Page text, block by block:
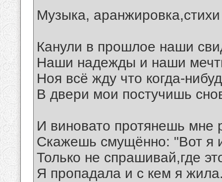
Музыка,
Канули в прошлое наши
Наши надежды и наши
Ноя всё жду что когда-
В двери мои постучишь
И виновато протянешь мне
Скажешь смущённо: "Вот я
Только не спрашивай,где
Я пропадала и с кем я